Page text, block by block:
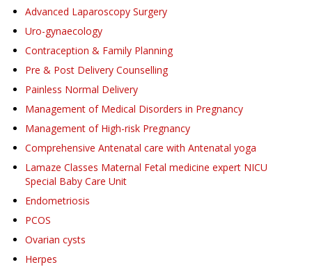
Advanced Laparoscopy Surgery
Uro-gynaecology
Contraception & Family Planning
Pre & Post Delivery Counselling
Painless Normal Delivery
Management of Medical Disorders in Pregnancy
Management of High-risk Pregnancy
Comprehensive Antenatal care with Antenatal yoga
Lamaze Classes Maternal Fetal medicine expert NICU
Special Baby Care Unit
Endometriosis
PCOS
Ovarian cysts
Herpes